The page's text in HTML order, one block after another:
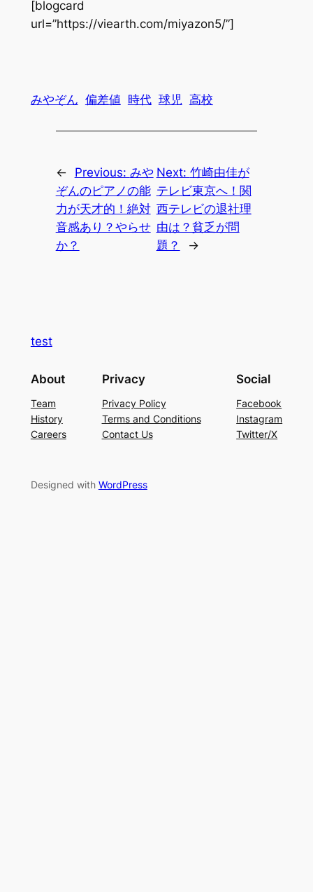
[blogcard
url=”https://viearth.com/miyazon5/”]
みやぞん 偏差値 時代 球児 高校
← Previous: みや
ぞんのピアノの能
力が天才的！絶対
音感あり？やらせ
か？
Next: 竹崎由佳が
テレビ東京へ！関
西テレビの退社理
由は？貧乏が問
題？
→
test
About
Team
History
Careers
Privacy
Privacy Policy
Terms and Conditions
Contact Us
Social
Facebook
Instagram
Twitter/X
Designed with WordPress